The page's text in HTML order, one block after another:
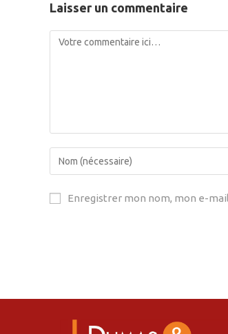
Laisser un commentaire
Enregistrer mon nom, mon e-